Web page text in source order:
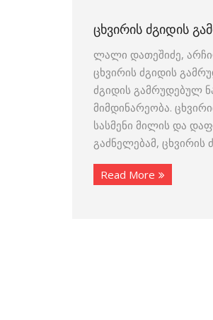
ᲪᲮᲕᲘᲠᲘᲡ ᲫᲒᲘᲓᲘᲡ
ლალი დათეშიძე,
ცხვირის ძგიდის
ძგიდის გამრუდებულ
მიმდინარეობა.
სასმენი მილის და
გაძნელებამ, ცხვირის
Read More